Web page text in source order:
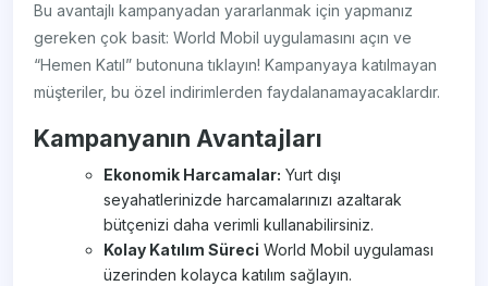
Bu avantajlı kampanyadan yararlanmak için yapmanız
gereken çok basit: World Mobil uygulamasını açın ve
“Hemen Katıl” butonuna tıklayın! Kampanyaya katılmayan
müşteriler, bu özel indirimlerden faydalanamayacaklardır.
Kampanyanın Avantajları
Ekonomik Harcamalar: Yurt dışı
seyahatlerinizde harcamalarınızı azaltarak
bütçenizi daha verimli kullanabilirsiniz.
Kolay Katılım Süreci World Mobil uygulaması
üzerinden kolayca katılım sağlayın.